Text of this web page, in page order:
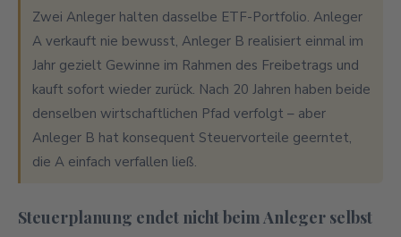
Zwei Anleger halten dasselbe ETF-Portfolio. Anleger
A verkauft nie bewusst, Anleger B realisiert einmal im
Jahr gezielt Gewinne im Rahmen des Freibetrags und
kauft sofort wieder zurück. Nach 20 Jahren haben beide
denselben wirtschaftlichen Pfad verfolgt – aber
Anleger B hat konsequent Steuervorteile geerntet,
die A einfach verfallen ließ.
Steuerplanung endet nicht beim Anleger selbst